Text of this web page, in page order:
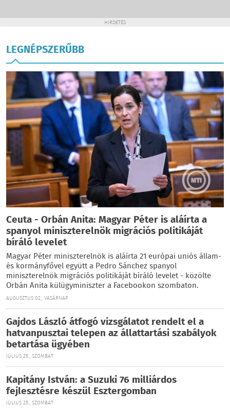
HIRDETÉS
LEGNÉPSZERŰBB
Ceuta - Orbán Anita: Magyar Péter is aláírta a
spanyol miniszterelnök migrációs politikáját
bíráló levelet
Magyar Péter miniszterelnök is aláírta 21 európai uniós állam-
és kormányfővel együtt a Pedro Sánchez spanyol
miniszterelnök migrációs politikáját bíráló levelet - közölte
Orbán Anita külügyminiszter a Facebookon szombaton.
AUGUSZTUS 02., VASÁRNAP
Gajdos László átfogó vizsgálatot rendelt el a
hatvanpusztai telepen az állattartási szabályok
betartása ügyében
JÚLIUS 25., SZOMBAT
Kapitány István: a Suzuki 76 milliárdos
fejlesztésre készül Esztergomban
JÚLIUS 25., SZOMBAT